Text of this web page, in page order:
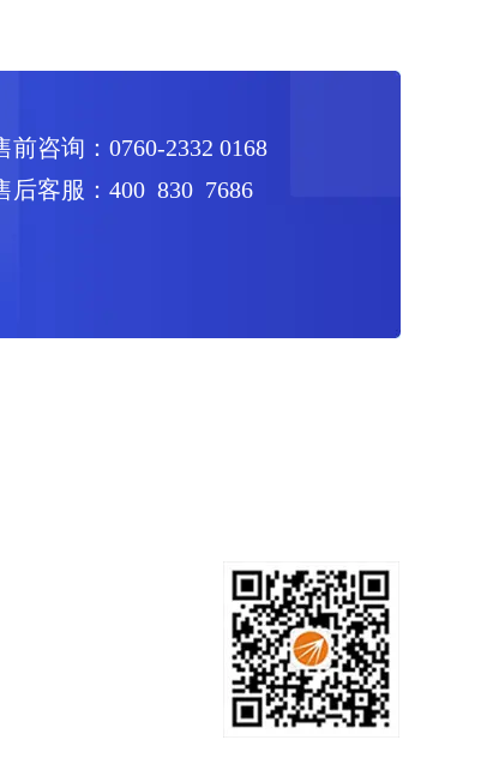
前咨询：0760-2332 0168
后客服：400 830 7686